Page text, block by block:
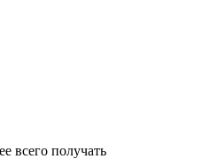
всего получать